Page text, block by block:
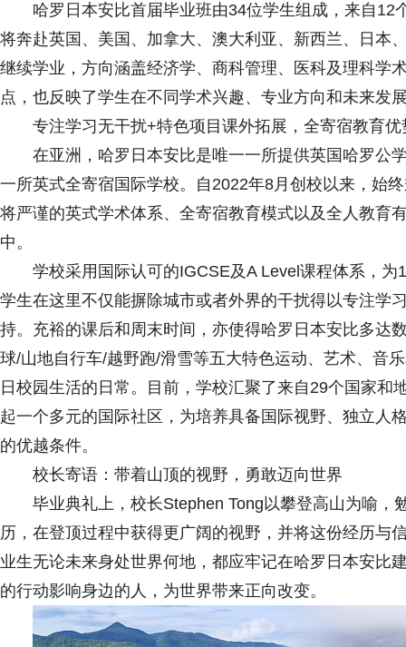
哈罗日本安比首届毕业班由34位学生组成，来自
将奔赴英国、美国、加拿大、澳大利亚、新西兰、日本
继续学业，方向涵盖经济学、商科管理、医科及理科学
点，也反映了学生在不同学术兴趣、专业方向和未来发
专注学习无干扰+特色项目课外拓展，全寄宿教育优
在亚洲，哈罗日本安比是唯一一所提供英国哈罗公
一所英式全寄宿国际学校。自2022年8月创校以来，始
将严谨的英式学术体系、全寄宿教育模式以及全人教育
中。
学校采用国际认可的IGCSE及A Level课程体系，
学生在这里不仅能摒除城市或者外界的干扰得以专注学
持。充裕的课后和周末时间，亦使得哈罗日本安比多
球/山地自行车/越野跑/滑雪等五大特色运动、艺术、音
日校园生活的日常。目前，学校汇聚了来自29个国家
起一个多元的国际社区，为培养具备国际视野、独立人
的优越条件。
校长寄语：带着山顶的视野，勇敢迈向世界
毕业典礼上，校长Stephen Tong以攀登高山为喻
历，在登顶过程中获得更广阔的视野，并将这份经历与
业生无论未来身处世界何地，都应牢记在哈罗日本安比
的行动影响身边的人，为世界带来正向改变。